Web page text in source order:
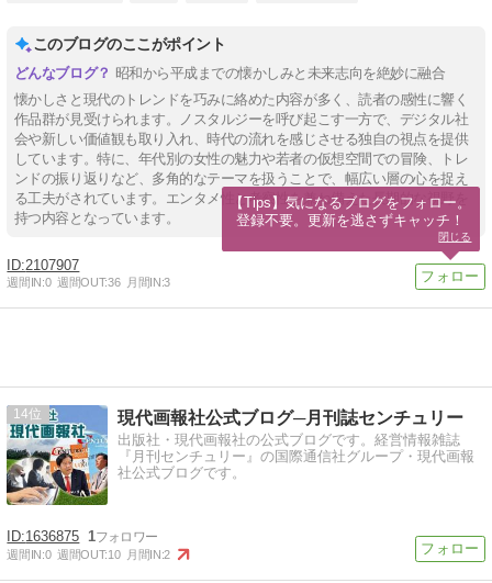
このブログのここがポイント
昭和から平成までの懐かしみと未来志向を絶妙に融合
懐かしさと現代のトレンドを巧みに絡めた内容が多く、読者の感性に響く
作品群が見受けられます。ノスタルジーを呼び起こす一方で、デジタル社
会や新しい価値観も取り入れ、時代の流れを感じさせる独自の視点を提供
しています。特に、年代別の女性の魅力や若者の仮想空間での冒険、トレ
ンドの振り返りなど、多角的なテーマを扱うことで、幅広い層の心を捉え
る工夫がされています。エンタメ性と考察性を兼ね備えた長期的な視野を
持つ内容となっています。
2107907
週間IN:0 週間OUT:36 月間IN:3
14 現代画報社公式ブログ─月刊誌センチュリー
出版社・現代画報社の公式ブログです。経営情報雑誌
『月刊センチュリー』の国際通信社グループ・現代画報
社公式ブログです。
1636875 1
週間IN:0 週間OUT:10 月間IN:2
【Tips】気になるブログをフォロー。
登録不要。更新を逃さずキャッチ！
閉じる